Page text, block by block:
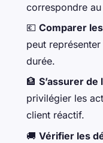
correspondre
💶 Comparer
peut
durée.
🏦 S’assurer
privilégier les
client réactif.
🚚 Vérifier les